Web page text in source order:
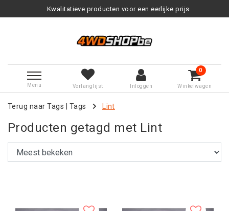
Kwalitatieve producten voor een eerlijke prijs
Menu Verlanglijst Inloggen
0
Winkelwagen
Terug naar Tags Tags Lint
Producten getagd met Lint